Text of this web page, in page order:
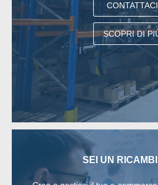
CONTATTACI
SCOPRI DI
SEI UN